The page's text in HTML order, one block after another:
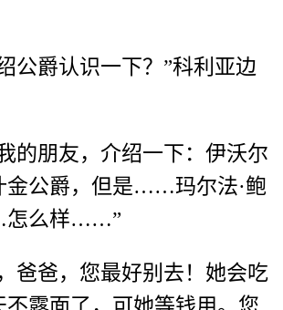
公爵认识一下？”科利亚边
的朋友，介绍一下：伊沃尔
金公爵，但是……玛尔法·鲍
怎么样……”
爸爸，您最好别去！她会吃